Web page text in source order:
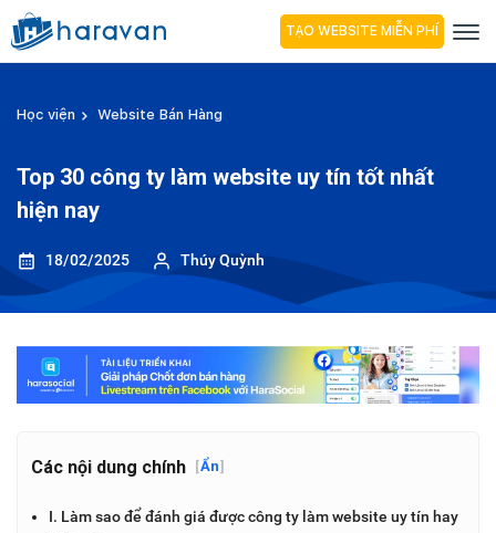
TẠO WEBSITE MIỄN PHÍ
Học viện Website Bán Hàng
Top 30 công ty làm website uy tín tốt nhất
hiện nay
18/02/2025 Thúy Quỳnh
Các nội dung chính [Ẩn]
I. Làm sao để đánh giá được công ty làm website uy tín hay